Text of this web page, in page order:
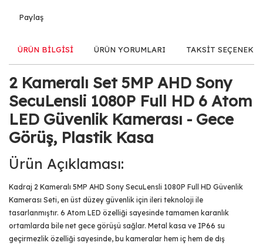
Paylaş
ÜRÜN BİLGİSİ ÜRÜN YORUMLARI TAKSİT
2 Kameralı Set 5MP AHD Sony
SecuLensli 1080P Full HD 6 Atom
LED Güvenlik Kamerası - Gece
Görüş, Plastik Kasa
Ürün Açıklaması:
Kadraj 2 Kameralı 5MP AHD Sony SecuLensli 1080P Full HD Güvenlik
Kamerası Seti, en üst düzey güvenlik için ileri teknoloji ile
tasarlanmıştır. 6 Atom LED özelliği sayesinde tamamen karanlık
ortamlarda bile net gece görüşü sağlar. Metal kasa ve IP66 su
geçirmezlik özelliği sayesinde, bu kameralar hem iç hem de dış